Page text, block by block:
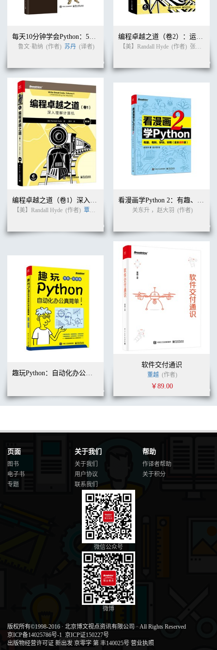
6.1.4 成员测试 / 60
6.2 列表 / 60
6.2.2 追加元素 / 61
6.2.3 插入元素 / 62
6.3 元组 / 64
6.3.1 创建元组 / 64
6.3.2 元组拆包 / 65
6.4 集合 / 67
6.4.1 创建集合 / 67
6.4.2 修改集合 / 68
6.5 字典 / 69
6.5.1 创建字典 / 69
6.5.2 修改字典 / 71
6.5.3 访问字典视图 / 72
6.6 动动手 ——遍历字典 / 73
6.7 练一练 / 74
第7章 字符串
7.1 字符串的表示方式 / 76
7.1.3 长字符串 / 79
7.2.1 将字符串转换为数字 / 80
7.2.2 将数字转换为字符串 / 81
7.3 格式化字符串 / 81
7.3.1 使用占位符 / 82
7.3.2 格式化控制符 / 83
7.4 操作字符串 / 84
7.4.1 字符串查找 / 84
7.4.2 字符串替换 / 85
7.4.3 字符串分割 / 86
7.5 动动手 ——统计英文文章中单词出现的频率 / 87
第8章 函数
8.2.1 使用位置参数调用函数 / 93
8.4 可变参数 / 96
8.4.2 基于字典的可变参数（**可变参数） / 97
8.5 函数中变量的作用域 / 98
8.6 函数类型 / 100
8.6.1 理解函数类型 / 100
8.6.2 过滤函数filter() / 102
8.8 动动手 ——使用更多的lambda()函数 / 106
9.4.4 类变量 / 116
9.4.5 类方法 / 117
9.5 封装性 / 118
每天10分钟学会Python：50次练习掌握一门语言
鲁文·勒纳 (作者) 苏丹 (译者)
编程卓越之道（卷2）：运用底层语言思想编写高级语言代码（第2版）
【美】Randall Hyde (作者) 张益硕 等
编程卓越之道（卷1）深入理解计算机（第2版）
【美】Randall Hyde (作者) 覃宇
看漫画学Python 2：有趣、有料、好玩、好用（全彩进阶版）
关东升 ，赵大羽 (作者)
趣玩Python：自动化办公真简单（双色+视频版）
软件交付通识
董越 (作者)
￥89.00
页面
图书
电子书
专题
关于我们
关于我们
用户协议
联系我们
帮助
作译者帮助
关于积分
微信公众号
微博
版权所有©1998-2016 · 北京博文视点资讯有限公司 · All Rights Reserved
京ICP备14025786号-1 京ICP证150227号
出版物经营许可证 新出发 京零字 第 丰140025号 营业执照